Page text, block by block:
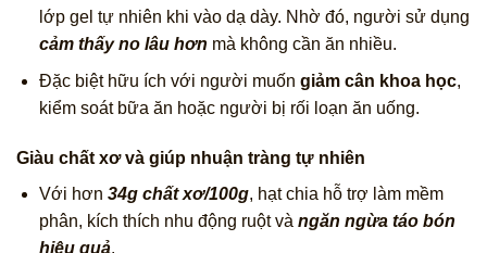
lớp gel tự nhiên khi vào dạ dày. Nhờ đó, người sử dụng
cảm thấy no lâu hơn mà không cần ăn nhiều.
Đặc biệt hữu ích với người muốn giảm cân khoa học,
kiểm soát bữa ăn hoặc người bị rối loạn ăn uống.
Giàu chất xơ và giúp nhuận tràng tự nhiên
Với hơn 34g chất xơ/100g, hạt chia hỗ trợ làm mềm
phân, kích thích nhu động ruột và ngăn ngừa táo bón
hiệu quả.